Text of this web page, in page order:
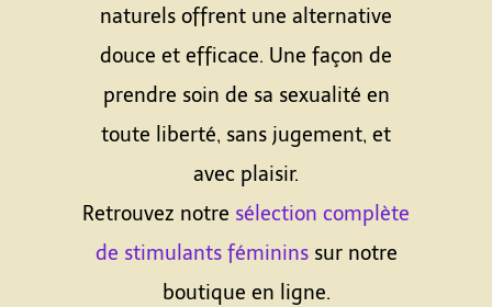
naturels offrent une alternative
douce et efficace. Une façon de
prendre soin de sa sexualité en
toute liberté, sans jugement, et
avec plaisir.
Retrouvez notre sélection complète
de stimulants fémininssur notre
boutique en ligne.